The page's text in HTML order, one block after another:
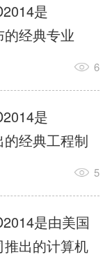
版本新增图
地理地图、
块，优化命
图层批量管
触屏操作、点
，兼容各类
，文件互通...
是
经典专业
件，是工程
专注精准二
辑、参数化
维建模，广泛
、机械制
室内设计等
件优化绘图流
性，支持参
6
是
经典工程制
打高效精准
配建筑、机
内设计等多行
优化运行机制
5
是由美国
出的计算机